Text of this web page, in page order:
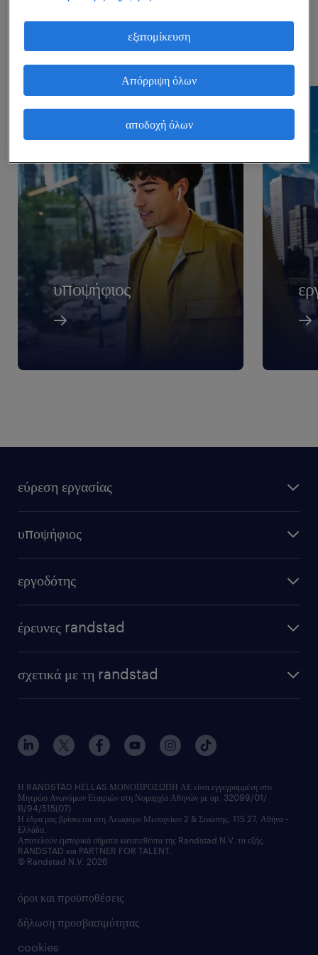
στείλε μας το αίτημά σου.
υποψήφιος
εύρεση εργασίας
υποψήφιος
εργοδότης
έρευνες randstad
σχετικά με τη randstad
όροι και προϋποθέσεις
δήλωση προσβασιμότητας
cookies
Η RANDSTAD HELLAS ΜΟΝΟΠΡΟΣΩΠΗ ΑΕ είναι εγγεγραμμένη στο
Μητρώο Ανωνύμων Εταιριών στη Νομαρχία Αθηνών με αρ. 32099/01/
Β/94/515(07).
Η έδρα μας βρίσκεται στη Λεωφόρο Μεσογείων 2 & Σινώπης, 115 27, Αθήνα -
Ελλάδα.
Αποτελούν εμπορικά σήματα κατατεθέντα της Randstad N.V. τα εξής:
RANDSTAD και PARTNER FOR TALENT.
© Randstad N.V. 2026
εξατομίκευση
Απόρριψη όλων
αποδοχή όλων